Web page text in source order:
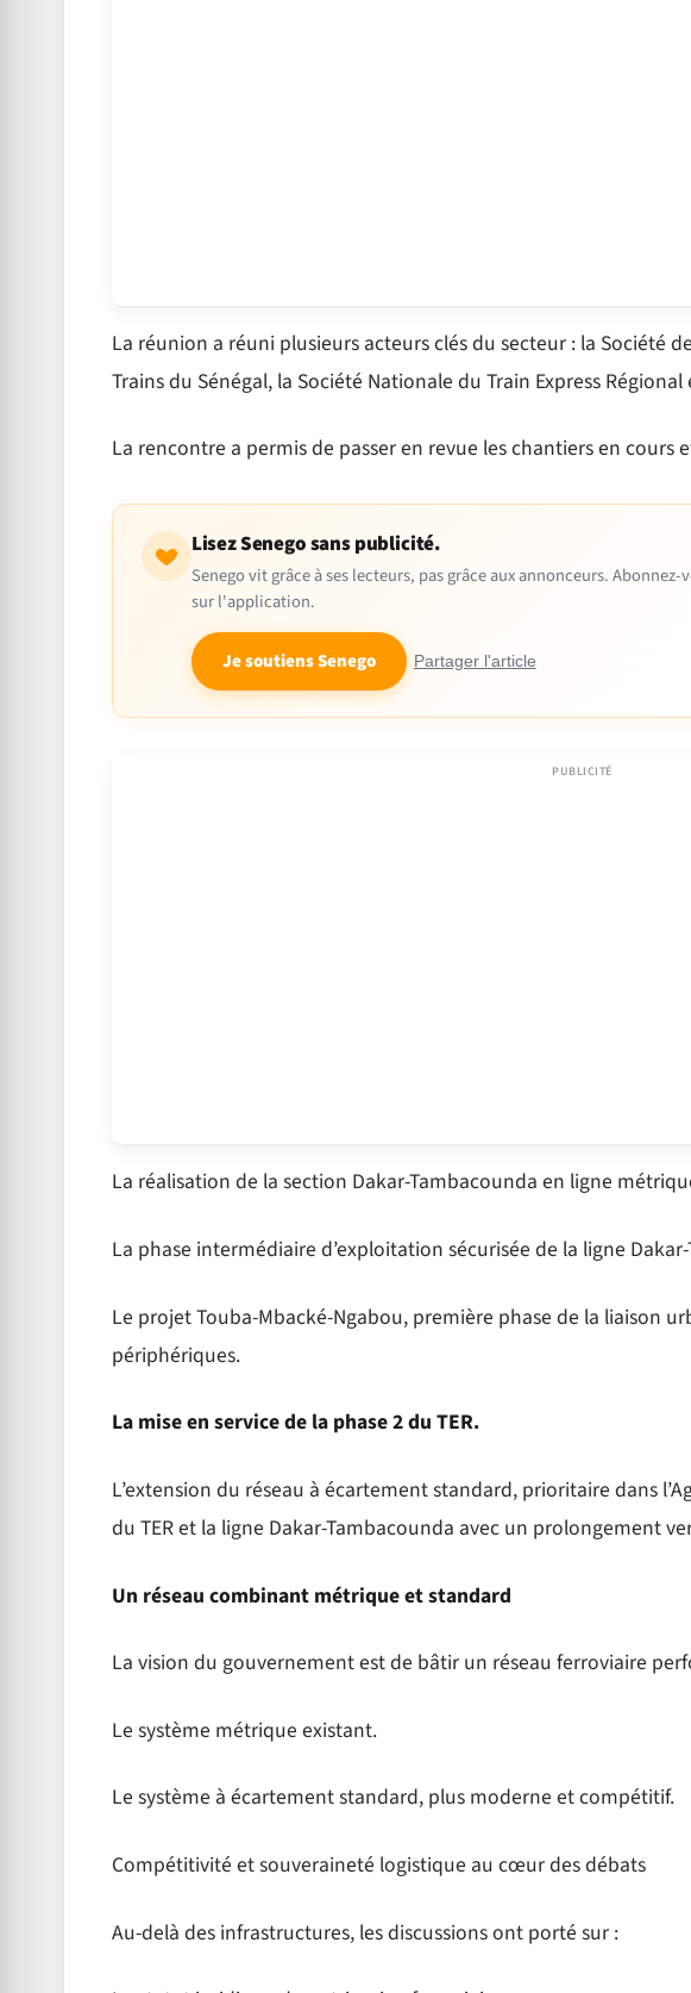
La réunion a réuni plusieurs acteurs clés du secteur : la Société
Trains du Sénégal, la Société Nationale du Train Express Régional
La rencontre a permis de passer en revue les chantiers en cours
Lisez Senego sans publicité.
Senego vit grâce à ses lecteurs, pas grâce aux annonceurs.
sur l'application.
Je soutiens Senego Partager l'article
La réalisation de la section Dakar-Tambacounda en ligne
La phase intermédiaire d’exploitation sécurisée de la ligne
Le projet Touba-Mbacké-Ngabou, première phase de la liaison
périphériques.
La mise en service de la phase 2 du TER.
L’extension du réseau à écartement standard, prioritaire dans
du TER et la ligne Dakar-Tambacounda avec un prolongement
Un réseau combinant métrique et standard
La vision du gouvernement est de bâtir un réseau ferroviaire
Le système métrique existant.
Le système à écartement standard, plus moderne et compétitif.
Compétitivité et souveraineté logistique au cœur des débats
Au-delà des infrastructures, les discussions ont porté sur :